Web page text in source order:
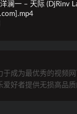
洋澜一 – 天际 (DjRinv
于成为最优秀的视频
爱好者提供无损高品